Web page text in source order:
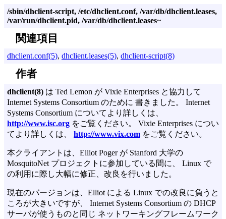
/sbin/dhclient-script, /etc/dhclient.conf, /var/db/dhclient.leases,
/var/run/dhclient.pid, /var/db/dhclient.leases~
関連項目
dhclient.conf(5), dhclient.leases(5), dhclient-script(8)
作者
dhclient(8) は Ted Lemon が Vixie Enterprises と協力して
Internet Systems Consortium のために 書きました。 Internet
Systems Consortium についてより詳しくは、
http://www.isc.org をご覧ください。 Vixie Enterprises につい
てより詳しくは、 http://www.vix.com をご覧ください。
本クライアントは、Elliot Poger が Stanford 大学の
MosquitoNet プロジェクトに参加している間に、 Linux で
の利用に際し大幅に修正、改良を行いました。
現在のバージョンは、Elliot による Linux での改良に負うと
ころが大きいですが、 Internet Systems Consortium の DHCP
サーバが使うものと同じ ネットワーキングフレームワーク